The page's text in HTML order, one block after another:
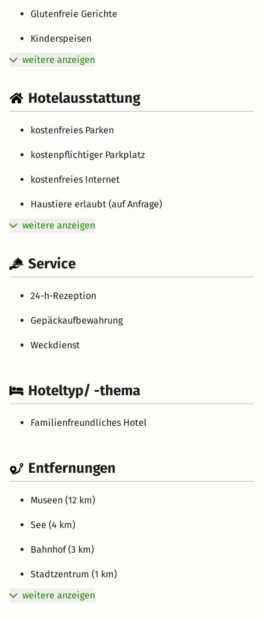
Glutenfreie Gerichte
Kinderspeisen
weitere anzeigen
Hotelausstattung
kostenfreies Parken
kostenpflichtiger Parkplatz
kostenfreies Internet
Haustiere erlaubt (auf Anfrage)
weitere anzeigen
Service
24-h-Rezeption
Gepäckaufbewahrung
Weckdienst
Hoteltyp/ -thema
Familienfreundliches Hotel
Entfernungen
Museen (12 km)
See (4 km)
Bahnhof (3 km)
Stadtzentrum (1 km)
weitere anzeigen